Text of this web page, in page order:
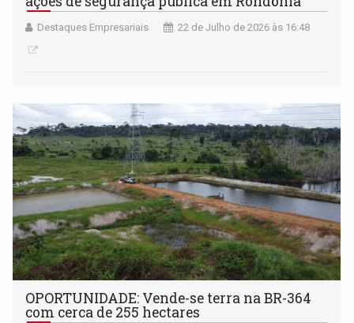
Destaques Empresariais 22 de Julho de 2026 às 16:48
OPORTUNIDADE: Vende-se terra na BR-364
com cerca de 255 hectares